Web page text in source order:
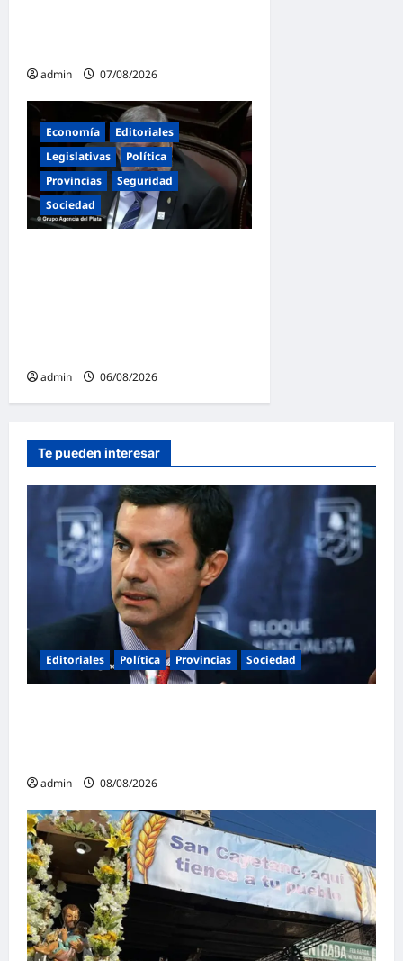
admin 07/08/2026
Economía
Editoriales
Legislativas
Política
Provincias
Seguridad
Sociedad
admin 06/08/2026
Te pueden interesar
Editoriales Política Provincias Sociedad
admin 08/08/2026